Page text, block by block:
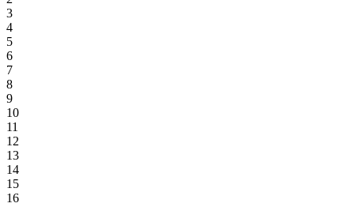
3
4
5
6
7
8
9
10
11
12
13
14
15
16